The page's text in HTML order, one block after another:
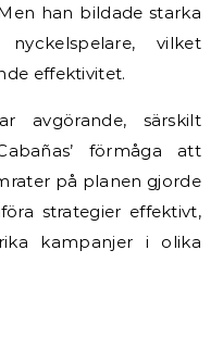
han bildade starka
vilket
effektivitet.
avgörande, särskilt
förmåga att
på planen gjorde
strategier effektivt,
kampanjer i olika